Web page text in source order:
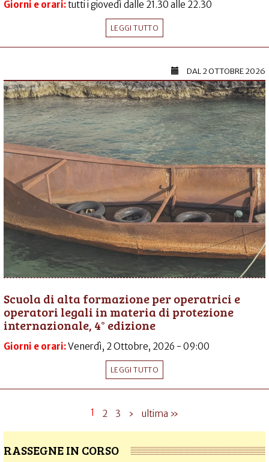
Giorni e orari:tutti i giovedì dalle 21.30 alle 22.30
LEGGI TUTTO
DAL2 OTTOBRE 2026
Scuola di alta formazione per operatrici e
operatori legali in materia di protezione
internazionale, 4° edizione
Giorni e orari:Venerdì, 2 Ottobre, 2026 - 09:00
LEGGI TUTTO
1 2 3 › ultima »
RASSEGNE IN CORSO